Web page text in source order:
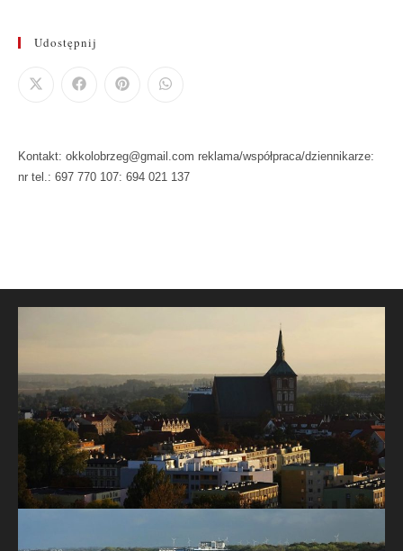
Udostępnij
Kontakt: okkolobrzeg@gmail.com reklama/współpraca/dziennikarze:
nr tel.: 697 770 107: 694 021 137